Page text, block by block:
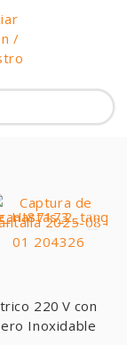
/
220 V con
Inoxidable